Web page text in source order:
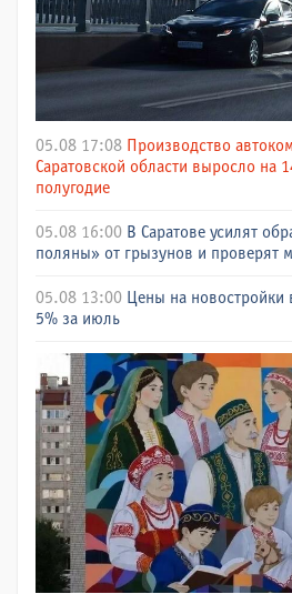
05.08 17:08 Производство
Саратовской области выросло на
полугодие
05.08 16:00 В Саратове усилят
поляны» от грызунов и проверят
05.08 13:00 Цены на новостройки
5% за июль